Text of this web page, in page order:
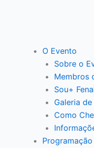
O Evento
Sobre o
Membros
Sou+
Galeria
Como
Programação